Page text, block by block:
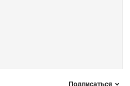
Подписаться